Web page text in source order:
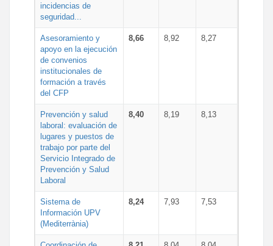
incidencias de
seguridad...
Asesoramiento y
apoyo en la ejecución
de convenios
institucionales de
formación a través
del CFP
8,66 8,92 8,27
Prevención y salud
laboral: evaluación de
lugares y puestos de
trabajo por parte del
Servicio Integrado de
Prevención y Salud
Laboral
8,40 8,19 8,13
Sistema de
Información UPV
(Mediterrània)
8,24 7,93 7,53